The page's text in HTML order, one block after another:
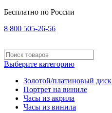
Бесплатно по России
8 800 505-26-56
Выберите категорию
Золотой/платиновый диск
Портрет на виниле
Часы из акрила
Часы из винила